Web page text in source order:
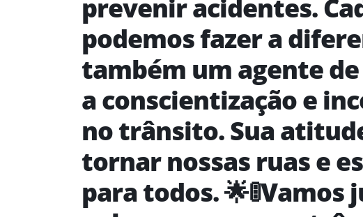
prevenir acidentes.
podemos fazer a
também um agente
a conscientização e
no trânsito. Sua
tornar nossas ruas e
para todos.